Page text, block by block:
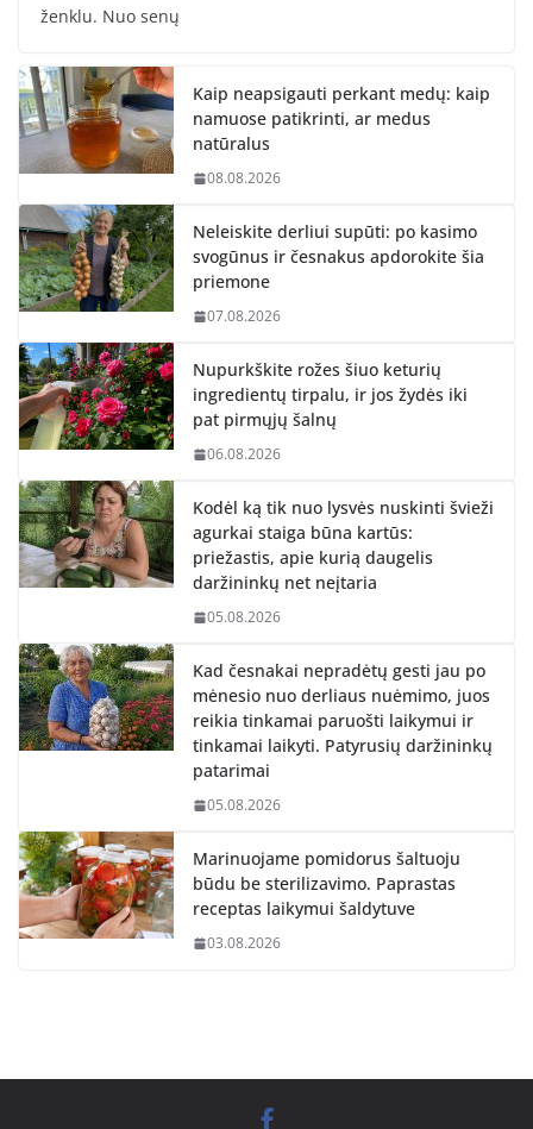
ženklu. Nuo senų
Kaip neapsigauti perkant medų: kaip
namuose patikrinti, ar medus
natūralus
08.08.2026
Neleiskite derliui supūti: po kasimo
svogūnus ir česnakus apdorokite šia
priemone
07.08.2026
Nupurkškite rožes šiuo keturių
ingredientų tirpalu, ir jos žydės iki
pat pirmųjų šalnų
06.08.2026
Kodėl ką tik nuo lysvės nuskinti švieži
agurkai staiga būna kartūs:
priežastis, apie kurią daugelis
daržininkų net neįtaria
05.08.2026
Kad česnakai nepradėtų gesti jau po
mėnesio nuo derliaus nuėmimo, juos
reikia tinkamai paruošti laikymui ir
tinkamai laikyti. Patyrusių daržininkų
patarimai
05.08.2026
Marinuojame pomidorus šaltuoju
būdu be sterilizavimo. Paprastas
receptas laikymui šaldytuve
03.08.2026